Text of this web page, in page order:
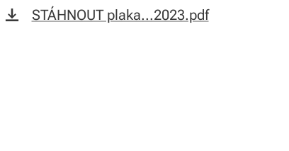
STÁHNOUT plaka...2023.pdf